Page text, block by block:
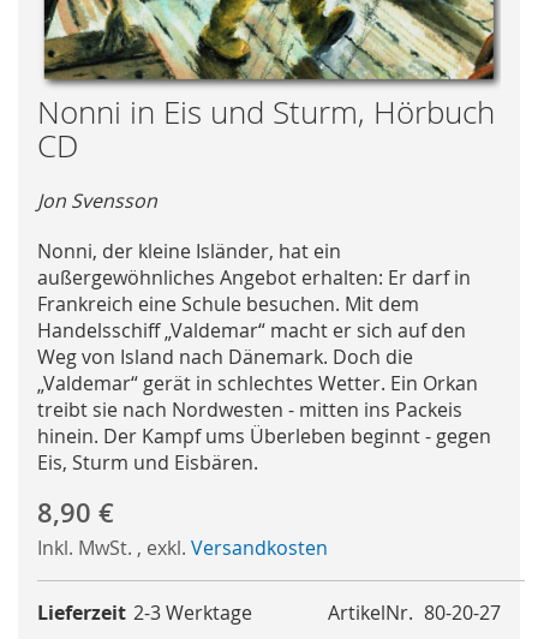
Skip
to
the
of
images
gallery
Nonni in Eis und Sturm, Hörbuch
CD
Jon Svensson
Nonni, der kleine Isländer, hat ein
außergewöhnliches Angebot erhalten: Er darf in
Frankreich eine Schule besuchen. Mit dem
Handelsschiff „Valdemar“ macht er sich auf den
Weg von Island nach Dänemark. Doch die
„Valdemar“ gerät in schlechtes Wetter. Ein Orkan
treibt sie nach Nordwesten - mitten ins Packeis
hinein. Der Kampf ums Überleben beginnt - gegen
Eis, Sturm und Eisbären.
8,90 €
Inkl. MwSt. , exkl. Versandkosten
ArtikelNr. 80-20-27
Lieferzeit 2-3 Werktage